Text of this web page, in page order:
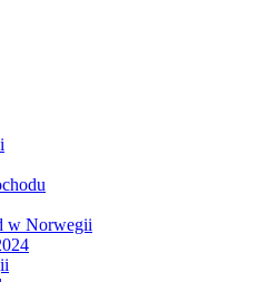
w Norwegii